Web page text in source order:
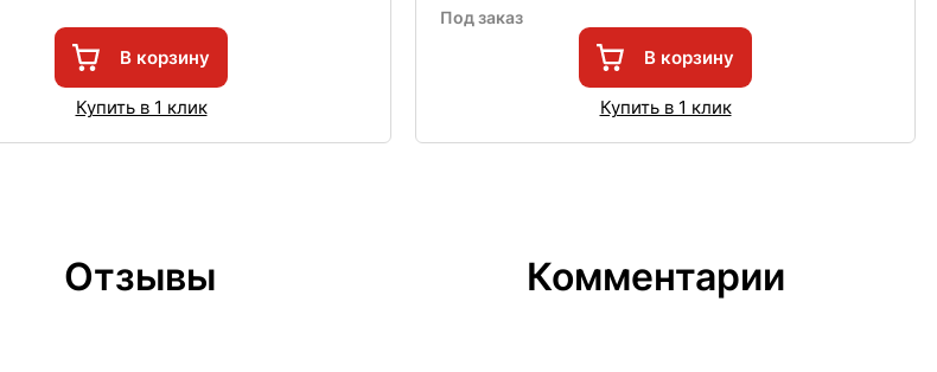
В корзину
Купить в 1 клик
Под заказ
В корзину
Купить в 1 клик
Отзывы Комментарии